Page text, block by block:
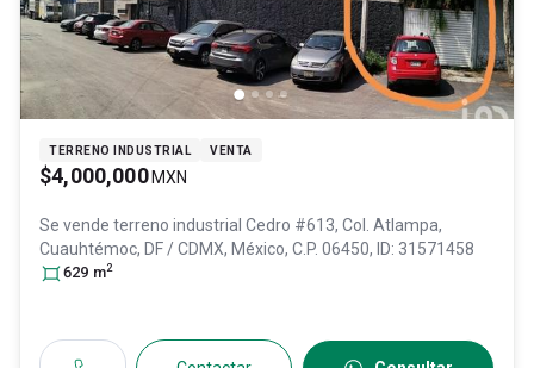
TERRENO INDUSTRIAL VENTA
$4,000,000 MXN
Se vende terreno industrial Cedro #613, Col. Atlampa,
Cuauhtémoc, DF / CDMX, México, C.P. 06450, ID: 31571458
629 m2